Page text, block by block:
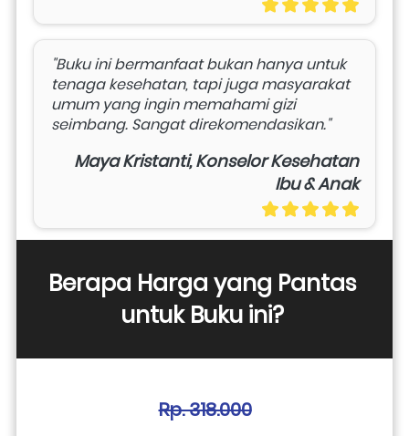
"Buku ini bermanfaat bukan hanya untuk
tenaga kesehatan, tapi juga masyarakat
umum yang ingin memahami gizi
seimbang. Sangat direkomendasikan."
Maya Kristanti, Konselor Kesehatan
Ibu & Anak
Berapa Harga yang Pantas
untuk Buku ini?
Rp. 318.000